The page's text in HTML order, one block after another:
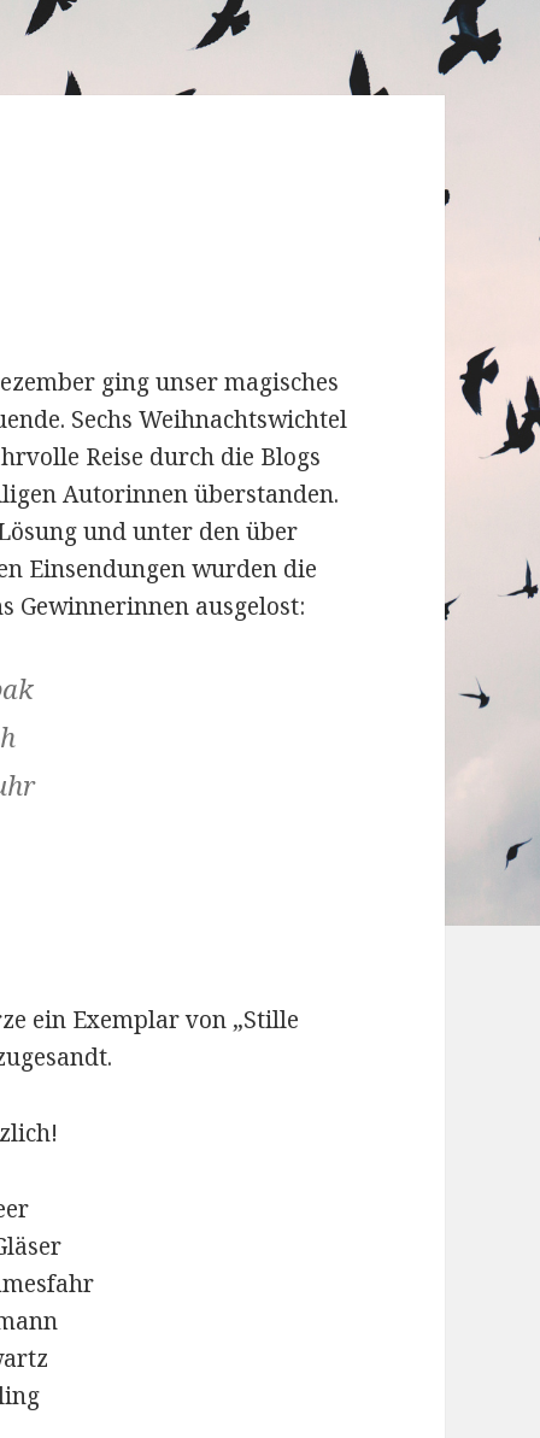
ging unser magisches
Sechs Weihnachtswichtel
Reise durch die Blogs
Autorinnen überstanden.
und unter den über
Einsendungen wurden die
Gewinnerinnen ausgelost:
ein Exemplar von „Stille